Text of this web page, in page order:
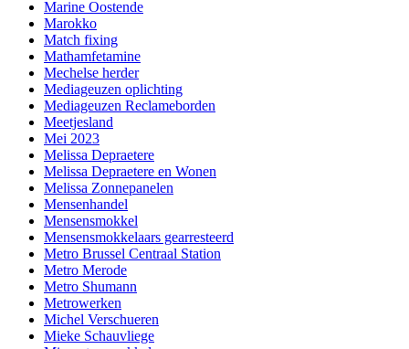
Marine Oostende
Marokko
Match fixing
Mathamfetamine
Mechelse herder
Mediageuzen oplichting
Mediageuzen Reclameborden
Meetjesland
Mei 2023
Melissa Depraetere
Melissa Depraetere en Wonen
Melissa Zonnepanelen
Mensenhandel
Mensensmokkel
Mensensmokkelaars gearresteerd
Metro Brussel Centraal Station
Metro Merode
Metro Shumann
Metrowerken
Michel Verschueren
Mieke Schauvliege